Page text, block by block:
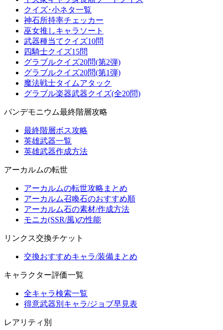
クイズ･小ネタ一覧
神石所持率チェッカー
巫女推しキャラソート
武器種当てクイズ10問
四騎士クイズ15問
グラブルクイズ20問(第2弾)
グラブルクイズ20問(第1弾)
魔法戦士タイムアタック
グラブル楽器武器クイズ(全20問)
パンデモニウム最終階層攻略
最終階層ボス攻略
英雄武器一覧
英雄武器作成方法
アーカルムの転世
アーカルムの転世攻略まとめ
アーカルム召喚石のおすすめ順
アーカルム石の素材/作成方法
モニカ(SSR/風)の性能
リンクス交換チケット
交換おすすめキャラ/装備まとめ
キャラクター評価一覧
全キャラ検索一覧
得意武器別キャラ/ジョブ早見表
レアリティ別